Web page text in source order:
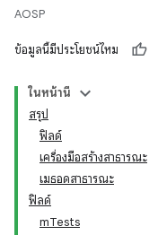
AOSP
ข้อมูลนี้มีประโยชน์ไหม
ในหน้านี้
สรุป
ฟิลด์
เครื่องมือสร้างสาธารณะ
เมธอดสาธารณะ
ฟิลด์
mTests